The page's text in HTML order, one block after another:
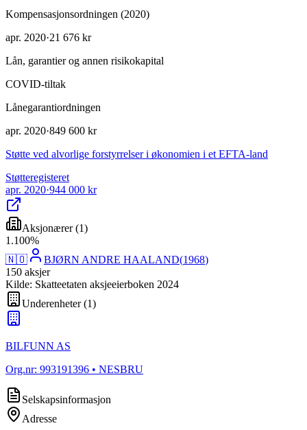
Kompensasjonsordningen (2020)
apr. 2020·21 676 kr
Lån, garantier og annen risikokapital
COVID-tiltak
Lånegarantiordningen
apr. 2020·849 600 kr
Støtte ved alvorlige forstyrrelser i økonomien i et EFTA-land
Støtteregisteret
apr. 2020·944 000 kr
Aksjonærer(1)
1 .100%
🇳🇴
BJØRN ANDRE HAALAND(1968)
150 aksjer
Kilde: Skatteetaten aksjeeierboken 2024
Underenheter(1)
BILFUNN AS
Org.nr: 993191396 • NESBRU
Selskapsinformasjon
Adresse